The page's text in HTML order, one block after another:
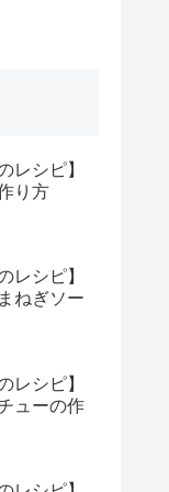
レシピ】
り方
レシピ】
ねぎソー
レシピ】
ューの作